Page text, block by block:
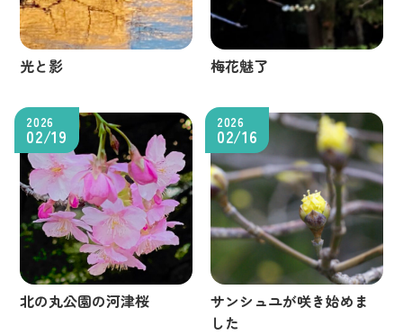
光と影 梅花魅了
2026
02/19
北の丸公園の河津桜
2026
02/16
サンシュユが咲き始めま
した